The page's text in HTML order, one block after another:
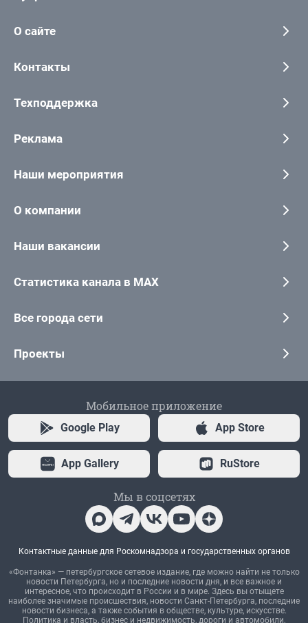
О сайте
Контакты
Техподдержка
Реклама
Наши мероприятия
О компании
Наши вакансии
Статистика канала в MAX
Все города сети
Проекты
Мобильное приложение
Google Play App Store
App Gallery RuStore
Мы в соцсетях
Контактные данные для Роскомнадзора и государственных органов
«Фонтанка» — петербургское сетевое издание, где можно найти не только
новости Петербурга, но и последние новости дня, и все важное и
интересное, что происходит в России и в мире. Здесь вы отыщете
наиболее значимые происшествия, новости Санкт-Петербурга, последние
новости бизнеса, а также события в обществе, культуре, искусстве.
Политика и власть, бизнес и недвижимость, дороги и автомобили,